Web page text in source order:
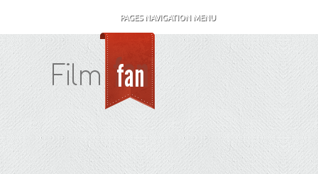
PAGES NAVIGATION MENU